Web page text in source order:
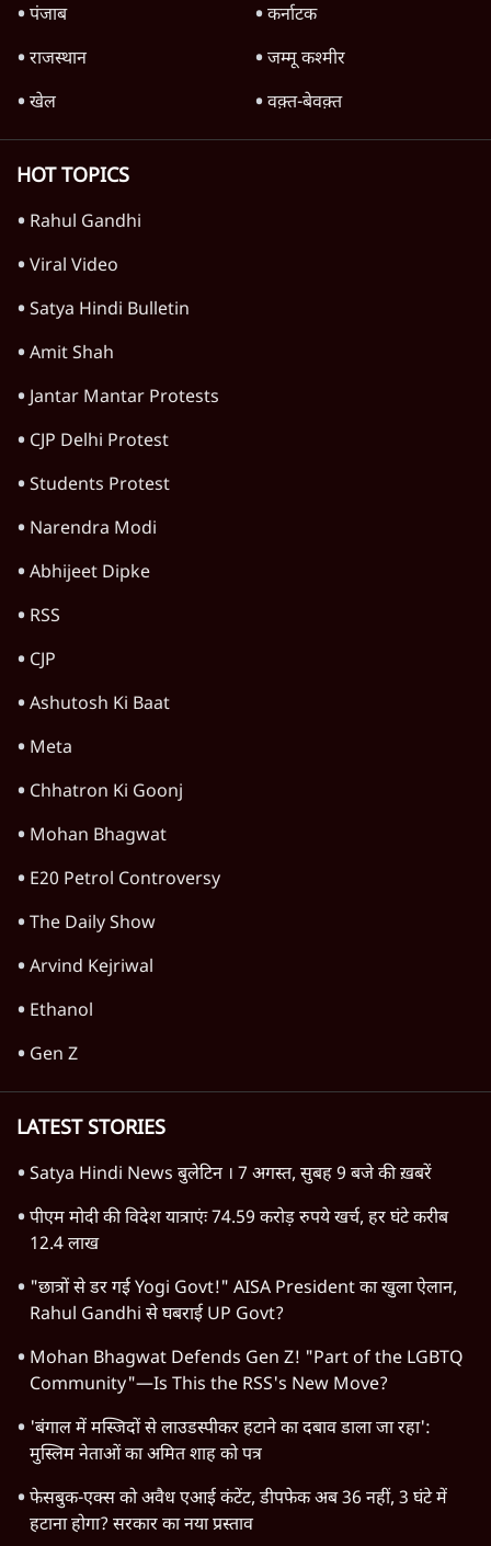
पंजाब
कर्नाटक
राजस्थान
जम्मू कश्मीर
खेल
वक़्त-बेवक़्त
HOT TOPICS
Rahul Gandhi
Viral Video
Satya Hindi Bulletin
Amit Shah
Jantar Mantar Protests
CJP Delhi Protest
Students Protest
Narendra Modi
Abhijeet Dipke
RSS
CJP
Ashutosh Ki Baat
Meta
Chhatron Ki Goonj
Mohan Bhagwat
E20 Petrol Controversy
The Daily Show
Arvind Kejriwal
Ethanol
Gen Z
LATEST STORIES
Satya Hindi News बुलेटिन । 7 अगस्त, सुबह 9 बजे की ख़बरें
पीएम मोदी की विदेश यात्राएंः 74.59 करोड़ रुपये खर्च, हर घंटे करीब
12.4 लाख
"छात्रों से डर गई Yogi Govt!" AISA President का खुला ऐलान,
Rahul Gandhi से घबराई UP Govt?
Mohan Bhagwat Defends Gen Z! "Part of the LGBTQ
Community"—Is This the RSS's New Move?
'बंगाल में मस्जिदों से लाउडस्पीकर हटाने का दबाव डाला जा रहा':
मुस्लिम नेताओं का अमित शाह को पत्र
फेसबुक-एक्स को अवैध एआई कंटेंट, डीपफेक अब 36 नहीं, 3 घंटे में
हटाना होगा? सरकार का नया प्रस्ताव